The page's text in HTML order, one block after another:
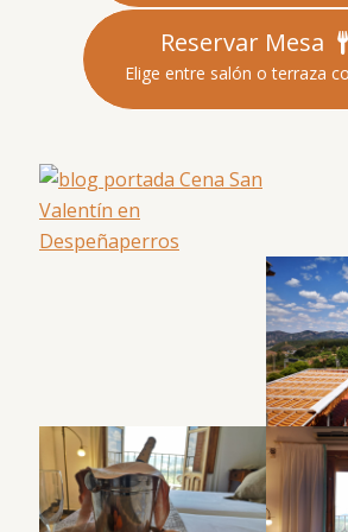
Reservar Mesa
Elige entre salón o terraza